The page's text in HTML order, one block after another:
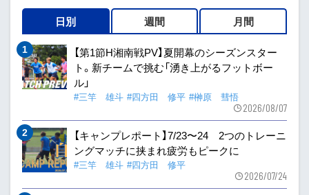
日別 週間 月間
【第1節H湘南戦PV】夏開幕のシーズンスター
ト。新チームで挑む「湧き上がるフットボー
ル」
#三竿 雄斗 #四方田 修平 #榊原 彗悟
2026/08/07
【キャンプレポート】7/23〜24 2つのトレーニ
ングマッチに挟まれ疲労もピークに
#三竿 雄斗 #四方田 修平
2026/07/24